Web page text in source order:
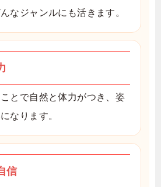
なジャンルにも活きます。
とで自然と体力がつき、姿
なります。
信